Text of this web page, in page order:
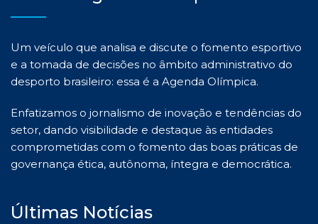
Um veículo que analisa e discute o fomento esportivo
e a tomada de decisões no âmbito administrativo do
desporto brasileiro: essa é a Agenda Olímpica.
Enfatizamos o jornalismo de inovação e tendências do
setor, dando visibilidade e destaque às entidades
comprometidas com o fomento das boas práticas de
governança ética, autônoma, íntegra e democrática.
Últimas Notícias